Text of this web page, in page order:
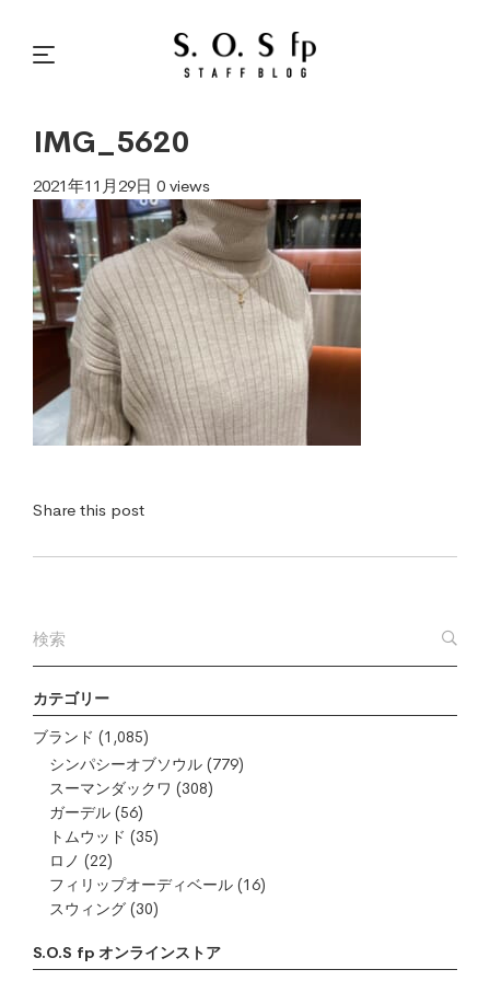
カテゴリー
ブランド (1,085)
シンパシーオブソウル (779)
スーマンダックワ (308)
ガーデル (56)
トムウッド (35)
ロノ (22)
フィリップオーディベール (16)
スウィング (30)
S.O.S fp オンラインストア
IMG_5620
2021年11月29日 0 views
Share this post